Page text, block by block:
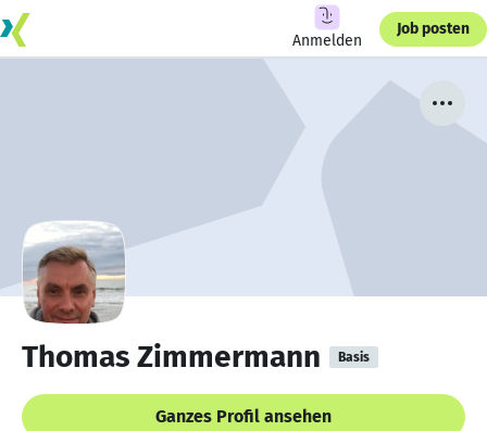
Anmelden
Job posten
Thomas Zimmermann Basis
Ganzes Profil ansehen